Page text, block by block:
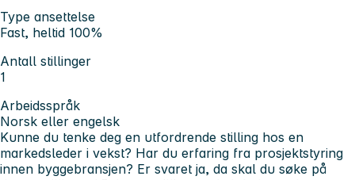
Type ansettelse
Fast, heltid 100%
Antall stillinger
1
Arbeidsspråk
Norsk eller engelsk
Kunne du tenke deg en utfordrende stilling hos en
markedsleder i vekst? Har du erfaring fra prosjektstyring
innen byggebransjen? Er svaret ja, da skal du søke på